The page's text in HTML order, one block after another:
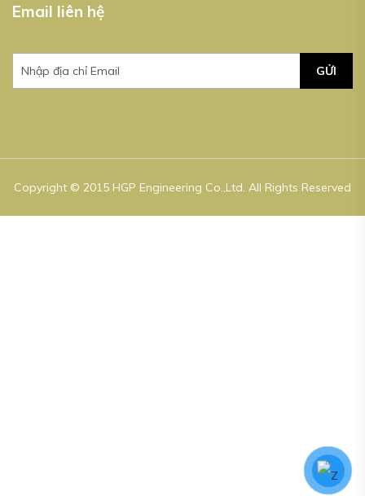
Email liên hệ
GỬI
Copyright © 2015 HGP Engineering Co.,Ltd. All Rights Reserved